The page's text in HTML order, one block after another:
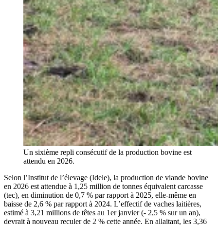
Un sixième repli consécutif de la production bovine est
attendu en 2026.
Selon l’Institut de l’élevage (Idele), la production de viande bovine
en 2026 est attendue à 1,25 million de tonnes équivalent carcasse
(tec), en diminution de 0,7 % par rapport à 2025, elle-même en
baisse de 2,6 % par rapport à 2024. L’effectif de vaches laitières,
estimé à 3,21 millions de têtes au 1er janvier (- 2,5 % sur un an),
devrait à nouveau reculer de 2 % cette année. En allaitant, les 3,36